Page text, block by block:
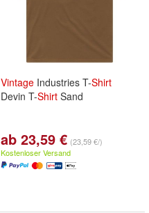
Vintage Industries T-Shirt
Devin T-Shirt Sand
ab 23,59 € (23,59 €/)
Kostenloser Versand